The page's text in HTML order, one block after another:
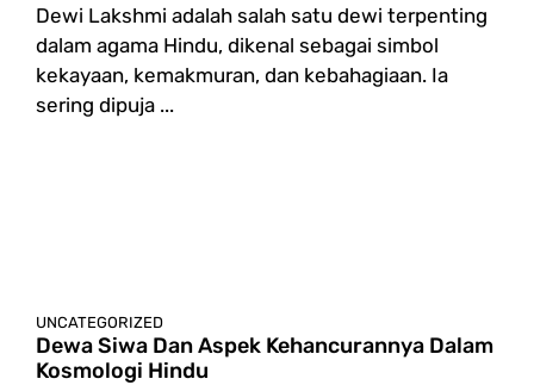
Dewi Lakshmi adalah salah satu dewi terpenting
dalam agama Hindu, dikenal sebagai simbol
kekayaan, kemakmuran, dan kebahagiaan. Ia
sering dipuja ...
UNCATEGORIZED
Dewa Siwa Dan Aspek Kehancurannya Dalam
Kosmologi Hindu